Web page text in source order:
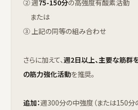
② 週75-150分の高強度有酸素活動
または
③ 上記の同等の組み合わせ
さらに加えて、週2日以上、主要な筋群
の筋力強化活動を推奨。
追加：週300分の中強度（または150分